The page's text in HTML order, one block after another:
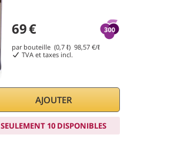
69€
par bouteille (0,7 ℓ)98,57 €/ℓ
TVA et taxes incl.
AJOUTER
SEULEMENT 10 DISPONIBLES